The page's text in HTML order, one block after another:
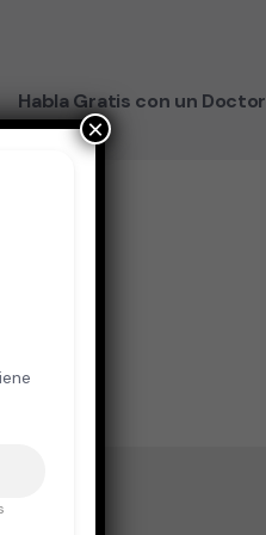
Habla Gratis con un Doctor
×